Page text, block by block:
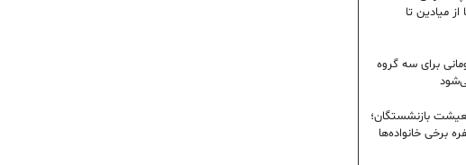
میادین تا
برای سه گروه
بازنشستگان؛
برخی خانواده‌ها